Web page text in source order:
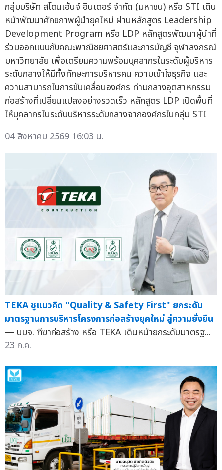
กลุ่มบริษัท สโตนเฮ้นจ์ อินเตอร์ จำกัด (มหาชน) หรือ STI เดิน
หน้าพัฒนาศักยภาพผู้นำยุคใหม่ ผ่านหลักสูตร Leadership
Development Program หรือ LDP หลักสูตรพัฒนาผู้นำที่
ร่วมออกแบบกับคณะพาณิชยศาสตร์และการบัญชี จุฬาลงกรณ์
มหาวิทยาลัย เพื่อเตรียมความพร้อมบุคลากรในระดับผู้บริหาร
ระดับกลางให้มีทั้งทักษะการบริหารคน ความเข้าใจธุรกิจ และ
ความสามารถในการขับเคลื่อนองค์กร ท่ามกลางอุตสาหกรรม
ก่อสร้างที่เปลี่ยนแปลงอย่างรวดเร็ว หลักสูตร LDP เปิดพื้นที่
ให้บุคลากรในระดับบริหารระดับกลางจากองค์กรในกลุ่ม STI
04 สิงหาคม 2569 16:03 น.
TEKA ชูแนวคิด "Quality & Safety First" ยกระดับ
มาตรฐานการบริหารโครงการก่อสร้างยุคใหม่ สู่ความยั่งยืน
— บมจ. ฑีฆาก่อสร้าง หรือ TEKA เดินหน้ายกระดับมาตรฐ...
23 ก.ค.